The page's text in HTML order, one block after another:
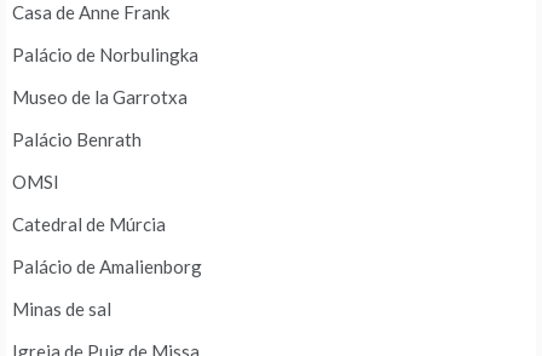
Casa de Anne Frank
Palácio de Norbulingka
Museo de la Garrotxa
Palácio Benrath
OMSI
Catedral de Múrcia
Palácio de Amalienborg
Minas de sal
Igreja de Puig de Missa